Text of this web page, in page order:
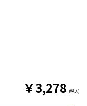
￥3,278 (税込)